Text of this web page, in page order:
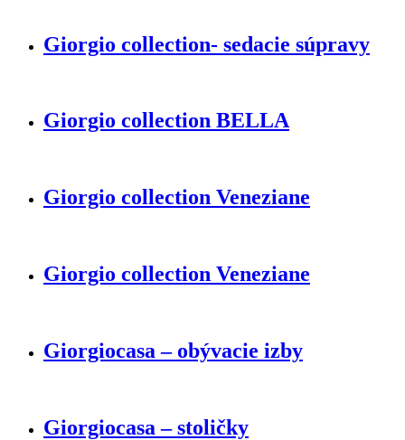
Giorgio collection- sedacie súpravy
Giorgio collection BELLA
Giorgio collection Veneziane
Giorgio collection Veneziane
Giorgiocasa – obývacie izby
Giorgiocasa – stoličky